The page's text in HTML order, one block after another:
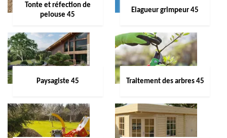
Tonte et réfection de
pelouse 45
Elagueur grimpeur 45
Paysagiste 45 Traitement des arbres 45